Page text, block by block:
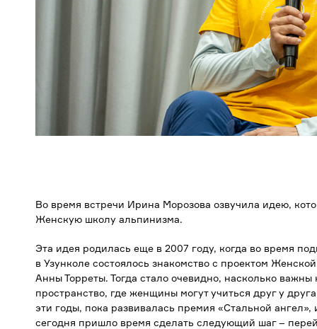
Во время встречи Ирина Морозова озвучила идею,
Женскую школу альпинизма.
Эта идея родилась еще в 2007 году, когда во время
в Узунколе состоялось знакомство с проектом
Анны Торреты. Тогда стало очевидно, насколько
пространство, где женщины могут учиться друг у
эти годы, пока развивалась премия «Стальной
сегодня пришло время сделать следующий шаг –